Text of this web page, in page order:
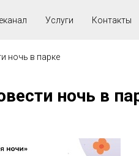
Услуги Контакты
ночь в парке
ночь в